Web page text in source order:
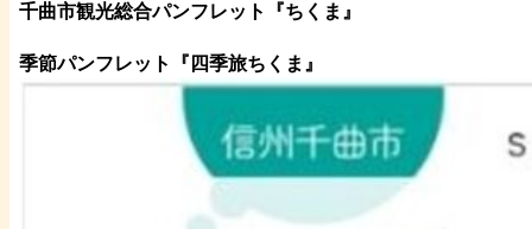
千曲市観光総合パンフレット 『ちくま 』
季節パンフレット『四季旅ちくま』